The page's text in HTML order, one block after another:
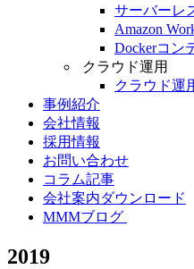
サーバーレ
Amazon
Dockerコン
クラウド運用
クラウド運
事例紹介
会社情報
採用情報
お問い合わせ
コラム記事
会社案内ダウンロード
MMMブログ
2019